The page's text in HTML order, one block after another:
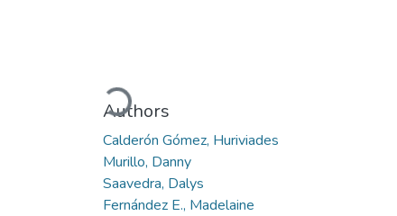
Cargando...
Authors
Calderón Gómez, Huriviades
Murillo, Danny
Saavedra, Dalys
Fernández E., Madelaine